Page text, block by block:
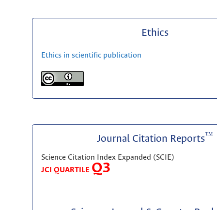
Ethics
Ethics in scientific publication
Journal Citation Reports™
Science Citation Index Expanded (SCIE)
JCI QUARTILE Q3